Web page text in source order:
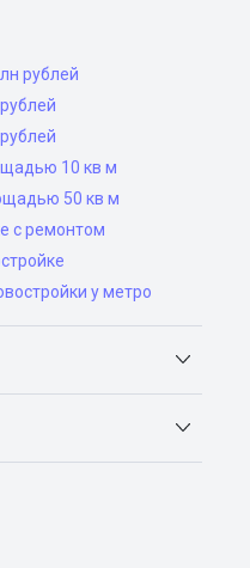
рублей
10 кв м
50 кв м
с ремонтом
у метро